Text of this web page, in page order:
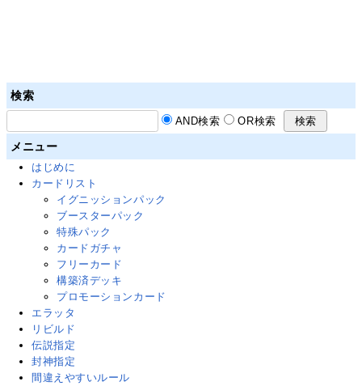
検索
AND検索 OR検索
メニュー
はじめに
カードリスト
イグニッションパック
ブースターパック
特殊パック
カードガチャ
フリーカード
構築済デッキ
プロモーションカード
エラッタ
リビルド
伝説指定
封神指定
間違えやすいルール